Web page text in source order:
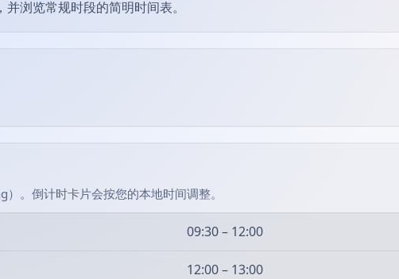
浏览常规时段的简明时间表。
。倒计时卡片会按您的本地时间调整。
09:30 – 12:00
12:00 – 13:00